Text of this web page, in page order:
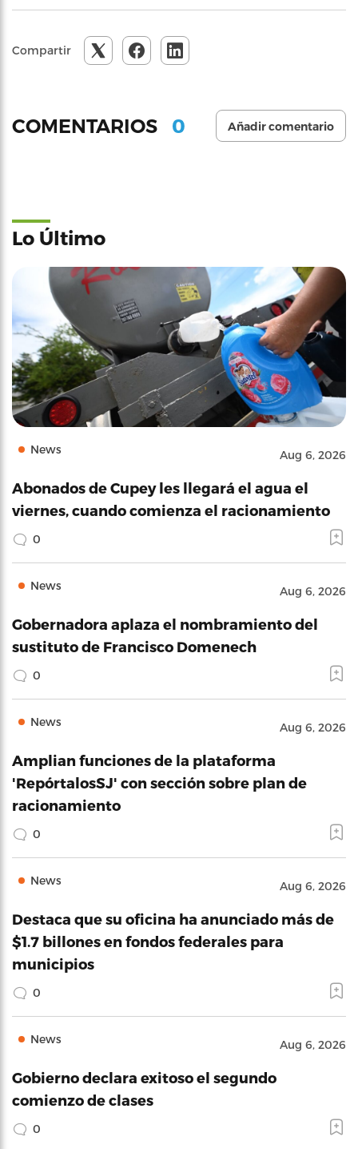
Compartir
COMENTARIOS 0 Añadir comentario
Lo Último
News Aug 6, 2026
Abonados de Cupey les llegará el agua el
viernes, cuando comienza el racionamiento
0
News Aug 6, 2026
Gobernadora aplaza el nombramiento del
sustituto de Francisco Domenech
0
News Aug 6, 2026
Amplian funciones de la plataforma
'RepórtalosSJ' con sección sobre plan de
racionamiento
0
News Aug 6, 2026
Destaca que su oficina ha anunciado más de
$1.7 billones en fondos federales para
municipios
0
News Aug 6, 2026
Gobierno declara exitoso el segundo
comienzo de clases
0